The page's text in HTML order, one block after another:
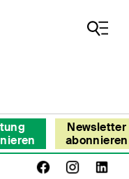
Newsletter
abonnieren